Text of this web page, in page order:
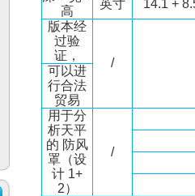
高
英寸
14.1 +
版本经
过验
证，
/
可以进
行合法
贸易
用于分
析天平
的 防风
罩（设
计 1+
2）
/